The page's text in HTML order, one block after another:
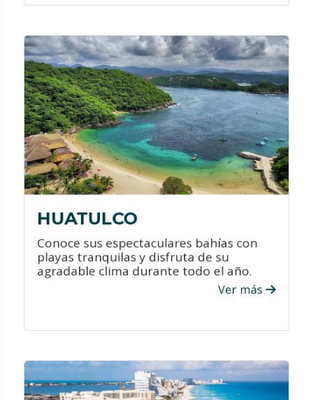
HUATULCO
Conoce sus espectaculares bahías con
playas tranquilas y disfruta de su
agradable clima durante todo el año.
Ver más
¿QUÉ HACER?
Disfrutar de increíbles paseos en
barco.
Practicar senderismo en la jungla.
Conectarte con la naturaleza al visitar
sus parques ecológicos.
¿QUÉ HACER?